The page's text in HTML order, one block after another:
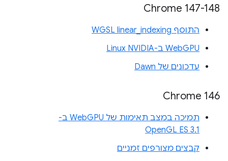
‫Chrome 147-148
התוסף WGSL linear_indexing
WebGPU ב-Linux NVIDIA
עדכונים של Dawn
Chrome 146
תמיכה במצב תאימות של WebGPU ב-
OpenGL ES 3.1
קבצים מצורפים זמניים